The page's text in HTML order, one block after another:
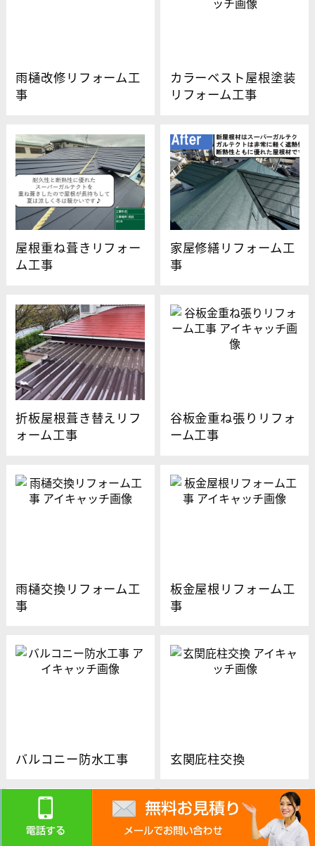
雨樋改修リフォーム工
事
カラーベスト屋根塗装
リフォーム工事
屋根重ね葺きリフォー
ム工事
家屋修繕リフォーム工
事
折板屋根葺き替えリフ
ォーム工事
谷板金重ね張りリフォ
ーム工事
雨樋交換リフォーム工
事
板金屋根リフォーム工
事
バルコニー防水工事 玄関庇柱交換